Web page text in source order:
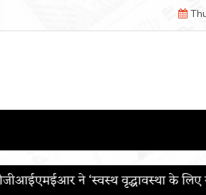
के लिए योग’ थीम के साथ 12वाँ